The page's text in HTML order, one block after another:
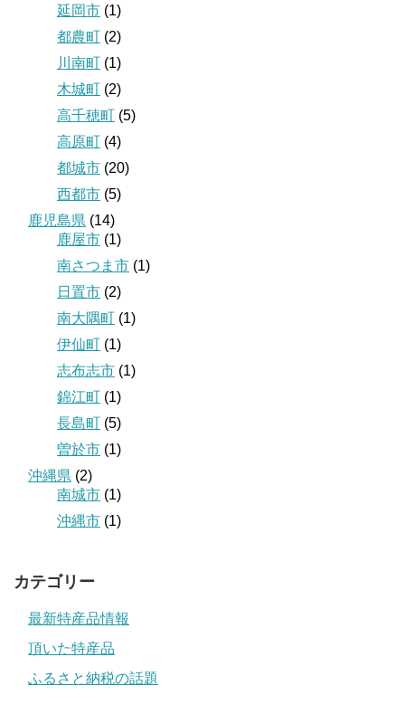
延岡市 (1)
都農町 (2)
川南町 (1)
木城町 (2)
高千穂町 (5)
高原町 (4)
都城市 (20)
西都市 (5)
鹿児島県 (14)
鹿屋市 (1)
南さつま市 (1)
日置市 (2)
南大隅町 (1)
伊仙町 (1)
志布志市 (1)
錦江町 (1)
長島町 (5)
曽於市 (1)
沖縄県 (2)
南城市 (1)
沖縄市 (1)
カテゴリー
最新特産品情報
頂いた特産品
ふるさと納税の話題